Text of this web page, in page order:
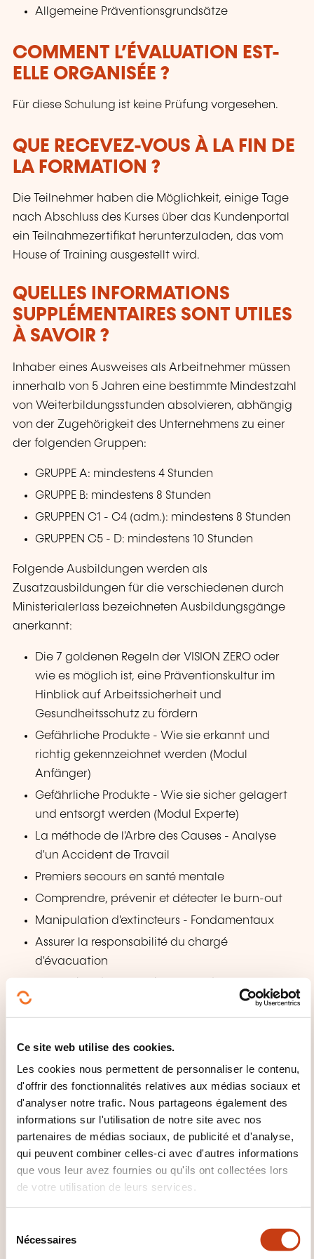
Ce site web utilise des cookies.
Les cookies nous permettent de personnaliser le contenu,
d'offrir des fonctionnalités relatives aux médias sociaux et
d'analyser notre trafic. Nous partageons également des
informations sur l'utilisation de notre site avec nos
partenaires de médias sociaux, de publicité et d'analyse,
qui peuvent combiner celles-ci avec d'autres informations
que vous leur avez fournies ou qu'ils ont collectées lors
de votre utilisation de leurs services.
Nécessaires
Allgemeine Präventionsgrundsätze
COMMENT L’ÉVALUATION EST-
ELLE ORGANISÉE ?
Für diese Schulung ist keine Prüfung vorgesehen.
QUE RECEVEZ-VOUS À LA FIN DE
LA FORMATION ?
Die Teilnehmer haben die Möglichkeit, einige Tage
nach Abschluss des Kurses über das Kundenportal
ein Teilnahmezertifikat herunterzuladen, das vom
House of Training ausgestellt wird.
QUELLES INFORMATIONS
SUPPLÉMENTAIRES SONT UTILES
À SAVOIR ?
Inhaber eines Ausweises als Arbeitnehmer müssen
innerhalb von 5 Jahren eine bestimmte Mindestzahl
von Weiterbildungsstunden absolvieren, abhängig
von der Zugehörigkeit des Unternehmens zu einer
der folgenden Gruppen:
GRUPPE A: mindestens 4 Stunden
GRUPPE B: mindestens 8 Stunden
GRUPPEN C1 - C4 (adm.): mindestens 8 Stunden
GRUPPEN C5 - D: mindestens 10 Stunden
Folgende Ausbildungen werden als
Zusatzausbildungen für die verschiedenen durch
Ministerialerlass bezeichneten Ausbildungsgänge
anerkannt:
Die 7 goldenen Regeln der VISION ZERO oder
wie es möglich ist, eine Präventionskultur im
Hinblick auf Arbeitssicherheit und
Gesundheitsschutz zu fördern
Gefährliche Produkte - Wie sie erkannt und
richtig gekennzeichnet werden (Modul
Anfänger)
Gefährliche Produkte - Wie sie sicher gelagert
und entsorgt werden (Modul Experte)
La méthode de l'Arbre des Causes - Analyse
d'un Accident de Travail
Premiers secours en santé mentale
Comprendre, prévenir et détecter le burn-out
Manipulation d'extincteurs - Fondamentaux
Assurer la responsabilité du chargé
d'évacuation
nettoyage - Module 1
Manipulation sécurisée des équipements de
nettoyage - Module 2
Produits dangereux - Stockage et élimination
sûrs
Produits dangereux - Reconnaissance du
danger et étiquetage
Prévention des risques psychosociaux (RPS) -
Enjeux et démarche
Prévention des Troubles MusculoSquelettiques
(TMS)